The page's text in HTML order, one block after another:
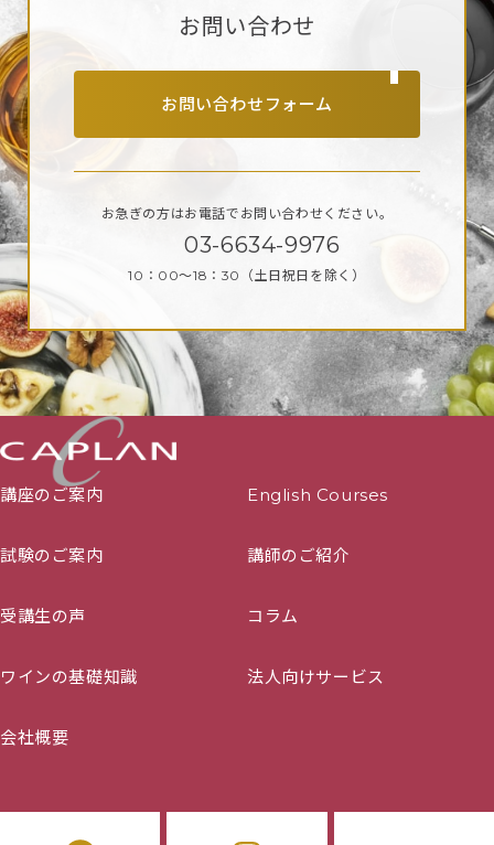
お問い合わせ
お問い合わせフォーム
お急ぎの方はお電話で お問い合わせください。
03-6634-9976
10：00～18：30 （土日祝日を除く）
講座のご案内 English Courses
試験のご案内 講師のご紹介
受講生の声 コラム
ワインの基礎知識 法人向けサービス
会社概要